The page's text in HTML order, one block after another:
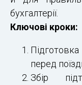
бухгалтерії.
Ключові кроки:
перед
Збір